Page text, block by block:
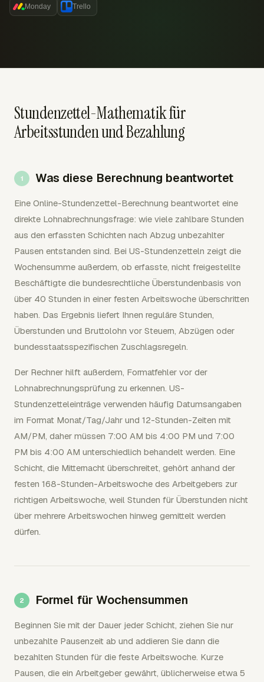
Monday Trello
Stundenzettel-Mathematik für
Arbeitsstunden und Bezahlung
Was diese Berechnung beantwortet
Eine Online-Stundenzettel-Berechnung beantwortet eine
direkte Lohnabrechnungsfrage: wie viele zahlbare Stunden
aus den erfassten Schichten nach Abzug unbezahlter
Pausen entstanden sind. Bei US-Stundenzetteln zeigt die
Wochensumme außerdem, ob erfasste, nicht freigestellte
Beschäftigte die bundesrechtliche Überstundenbasis von
über 40 Stunden in einer festen Arbeitswoche überschritten
haben. Das Ergebnis liefert Ihnen reguläre Stunden,
Überstunden und Bruttolohn vor Steuern, Abzügen oder
bundesstaatsspezifischen Zuschlagsregeln.
Der Rechner hilft außerdem, Formatfehler vor der
Lohnabrechnungsprüfung zu erkennen. US-
Stundenzetteleinträge verwenden häufig Datumsangaben
im Format Monat/Tag/Jahr und 12-Stunden-Zeiten mit
AM/PM, daher müssen 7:00 AM bis 4:00 PM und 7:00
PM bis 4:00 AM unterschiedlich behandelt werden. Eine
Schicht, die Mitternacht überschreitet, gehört anhand der
festen 168-Stunden-Arbeitswoche des Arbeitgebers zur
richtigen Arbeitswoche, weil Stunden für Überstunden nicht
über mehrere Arbeitswochen hinweg gemittelt werden
dürfen.
Formel für Wochensummen
Beginnen Sie mit der Dauer jeder Schicht, ziehen Sie nur
unbezahlte Pausenzeit ab und addieren Sie dann die
bezahlten Stunden für die feste Arbeitswoche. Kurze
Pausen, die ein Arbeitgeber gewährt, üblicherweise etwa 5